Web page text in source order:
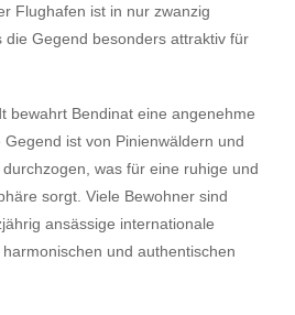
Flughafen ist in nur zwanzig
die Gegend besonders attraktiv für
bewahrt Bendinat eine angenehme
ist von Pinienwäldern und
was für eine ruhige und
sorgt. Viele Bewohner sind
ansässige internationale
und authentischen